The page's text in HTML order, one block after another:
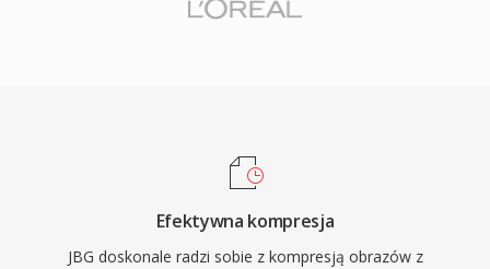
Efektywna kompresja
JBG doskonale radzi sobie z kompresją obrazów z